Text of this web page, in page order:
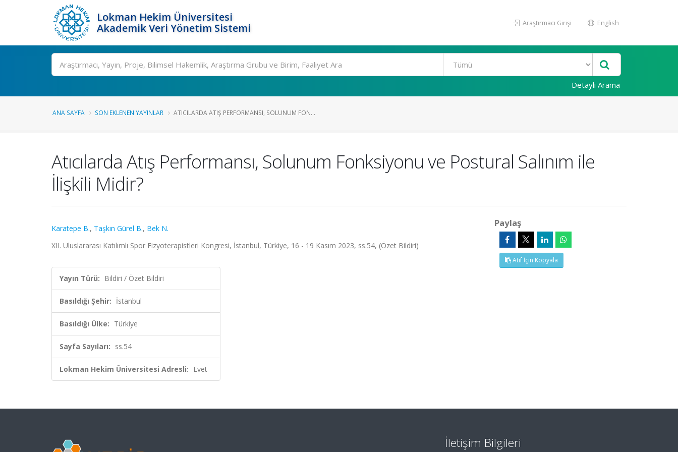
Lokman Hekim Üniversitesi
Akademik Veri Yönetim Sistemi
Araştırmacı Girişi English
Ara
Detaylı Arama
ANA SAYFA SON EKLENEN YAYINLAR ATICILARDA ATIŞ PERFORMANSI, SOLUNUM FON...
Atıcılarda Atış Performansı, Solunum Fonksiyonu ve Postural Salınım ile
İlişkili Midir?
Karatepe B., Taşkın Gürel B., Bek N.
XII. Uluslararası Katılımlı Spor Fizyoterapistleri Kongresi, İstanbul, Türkiye, 16 - 19 Kasım 2023, ss.54, (Özet Bildiri)
Yayın Türü: Bildiri / Özet Bildiri
Basıldığı Şehir: İstanbul
Basıldığı Ülke: Türkiye
Sayfa Sayıları: ss.54
Lokman Hekim Üniversitesi Adresli: Evet
Paylaş
Atıf İçin Kopyala
İletişim Bilgileri